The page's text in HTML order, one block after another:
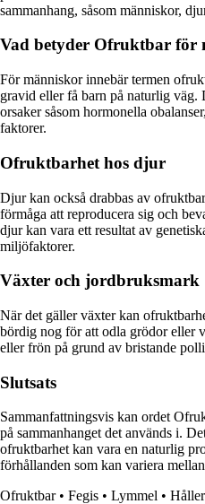
sammanhang, såsom människor,
Vad betyder Ofruktbar för
För människor innebär termen
gravid eller få barn på naturlig väg.
orsaker såsom hormonella
faktorer.
Ofruktbarhet hos djur
Djur kan också drabbas av
förmåga att reproducera sig och
djur kan vara ett resultat av
miljöfaktorer.
Växter och jordbruksmark
När det gäller växter kan
bördig nog för att odla grödor eller
eller frön på grund av bristande
Slutsats
Sammanfattningsvis kan ordet
på sammanhanget det används i.
ofruktbarhet kan vara en naturlig
förhållanden som kan variera
Ofruktbar• Fegis • Lymmel •